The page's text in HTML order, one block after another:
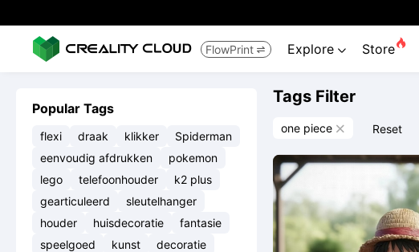
FlowPrint  Explore  Store
Popular Tags
flexi draak klikker
Spiderman
eenvoudig afdrukken
pokemon
lego
telefoonhouder
k2 plus
gearticuleerd
sleutelhanger
houder
huisdecoratie
fantasie
speelgoed
kunst
decoratie
Tags Filter
one piece  Reset